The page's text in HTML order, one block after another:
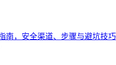
南，安全渠道、步骤与避坑技巧